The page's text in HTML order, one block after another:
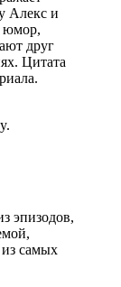
Алекс и
юмор,
друг
Цитата
эпизодов,
самых